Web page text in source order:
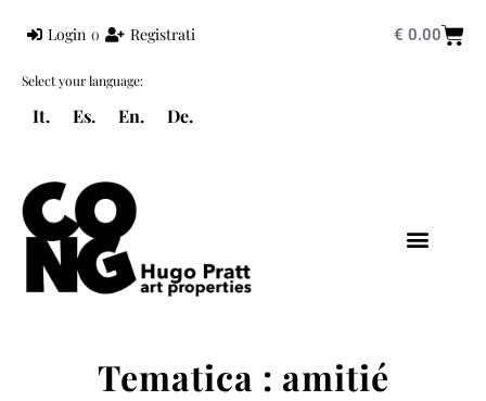
Login o Registrati € 0.00
Select your language:
It. Es. En. De.
Tematica : amitié